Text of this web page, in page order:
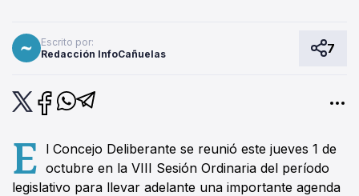
Escrito por:
Redacción InfoCañuelas
7
E l Concejo Deliberante se reunió este jueves 1 de
octubre en la VIII Sesión Ordinaria del período
legislativo para llevar adelante una importante agenda